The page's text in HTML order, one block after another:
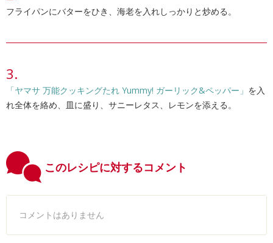
フライパンにバターをひき、海老を入れしっかりと炒める。
「ヤマサ 万能クッキングたれ Yummy! ガーリック&ペッパー」 を入
れ全体を絡め、皿に盛り、サニーレタス、レモンを添える。
このレシピに対するコメント
コメントはありません